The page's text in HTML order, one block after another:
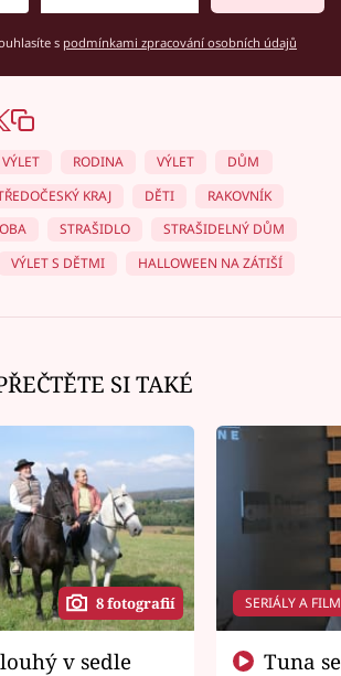
s podmínkami zpracování osobních údajů
RODINA VÝLET
DŮM
KRAJ DĚTI
RAKOVNÍK
STRAŠIDLO
STRAŠIDELNÝ DŮM
VÝLET S DĚTMI HALLOWEEN NA ZÁTIŠÍ
SI TAKÉ
8 fotografií SERIÁLY A